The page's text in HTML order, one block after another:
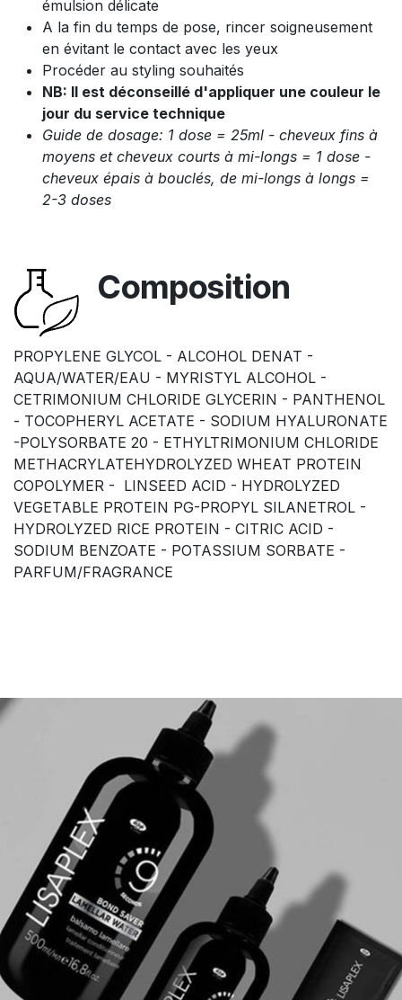
émulsion délicate
A la fin du temps de pose, rincer soigneusement
en évitant le contact avec les yeux
Procéder au styling souhaités
NB: Il est déconseillé d'appliquer une couleur le
jour du service technique
Guide de dosage: 1 dose = 25ml - cheveux fins à
moyens et cheveux courts à mi-longs = 1 dose -
cheveux épais à bouclés, de mi-longs à longs =
2-3 doses
Composition
PROPYLENE GLYCOL - ALCOHOL DENAT -
AQUA/WATER/EAU - MYRISTYL ALCOHOL -
CETRIMONIUM CHLORIDE GLYCERIN - PANTHENOL
- TOCOPHERYL ACETATE - SODIUM HYALURONATE
-POLYSORBATE 20 - ETHYLTRIMONIUM CHLORIDE
METHACRYLATEHYDROLYZED WHEAT PROTEIN
COPOLYMER - LINSEED ACID - HYDROLYZED
VEGETABLE PROTEIN PG-PROPYL SILANETROL -
HYDROLYZED RICE PROTEIN - CITRIC ACID -
SODIUM BENZOATE - POTASSIUM SORBATE -
PARFUM/FRAGRANCE